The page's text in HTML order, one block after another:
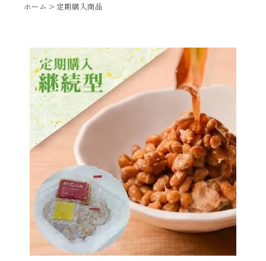
ホーム > 定期購入商品